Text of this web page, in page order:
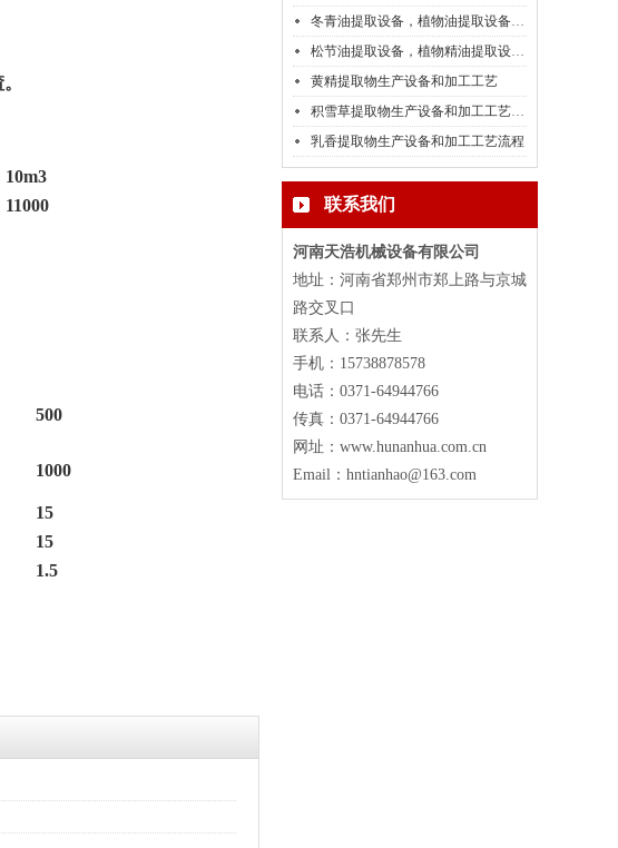
冬青油提取设备，植物油提取设备介绍
松节油提取设备，植物精油提取设备厂家介绍
黄精提取物生产设备和加工工艺
积雪草提取物生产设备和加工工艺流程
乳香提取物生产设备和加工工艺流程
联系我们
河南天浩机械设备有限公司
地址：河南省郑州市郑上路与京城
路交叉口
联系人：张先生
手机：15738878578
电话：0371-64944766
传真：0371-64944766
网址：www.hunanhua.com.cn
Email：hntianhao@163.com
10m3
11000
500
1000
15
15
1.5